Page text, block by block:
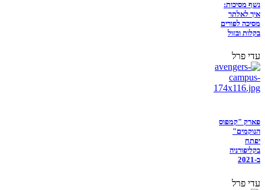
נשף מסיכות:
איך לאלתר
מסיכה לפורים
בקלות ובזול
עדי פרל
פארק "קמפוס
הנוקמים"
יפתח
בקליפורניה
ב-2021
עדי פרל